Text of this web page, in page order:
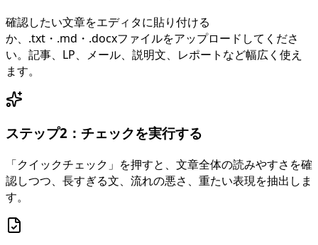
確認したい文章をエディタに貼り付ける
か、.txt・.md・.docxファイルをアップロードしてくださ
い。記事、LP、メール、説明文、レポートなど幅広く使え
ます。
ステップ2：チェックを実行する
「クイックチェック」を押すと、文章全体の読みやすさを確
認しつつ、長すぎる文、流れの悪さ、重たい表現を抽出しま
す。